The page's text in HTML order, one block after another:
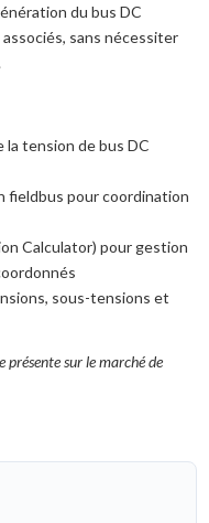
du bus DC
sans nécessiter
tension de bus DC
fieldbus pour coordination
Calculator) pour gestion
sous-tensions et
présente sur le marché de